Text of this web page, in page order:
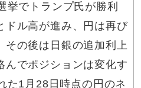
挙でトランプ氏が勝利
ドル高が進み、円は再び
その後は日銀の追加利上
んでポジションは変化す
た1月28日時点の円のネ